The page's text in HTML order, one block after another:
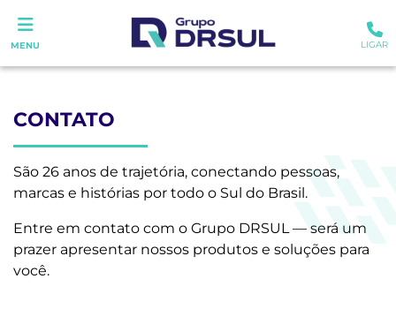
MENU LIGAR
CONTATO
São 26 anos de trajetória, conectando pessoas,
marcas e histórias por todo o Sul do Brasil.
Entre em contato com o Grupo DRSUL — será um
prazer apresentar nossos produtos e soluções para
você.